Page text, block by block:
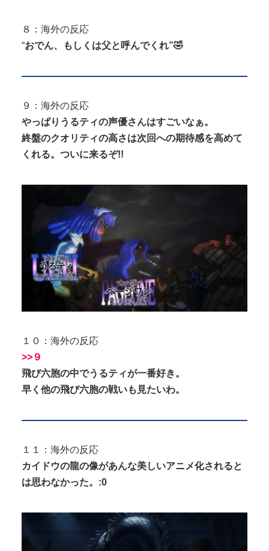
８：海外の反応
“おでん、もしくは父と呼んでくれ”🤣
９：海外の反応
やっぱりうるティの声優さんはすごいなぁ。
終盤のクオリティの高さは次回への期待感を高めて
くれる。ついに来るぞ!!
１０：海外の反応
>>９
飛び六胞の中でうるティが一番好き。
早く他の飛び六胞の戦いも見たいわ。
１１：海外の反応
カイドウの龍の像があんな美しいアニメ化されると
は思わなかった。:0